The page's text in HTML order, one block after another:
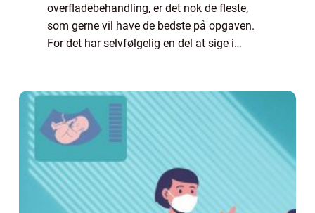
overfladebehandling, er det nok de fleste,
som gerne vil have de bedste på opgaven.
For det har selvfølgelig en del at sige i
du s...